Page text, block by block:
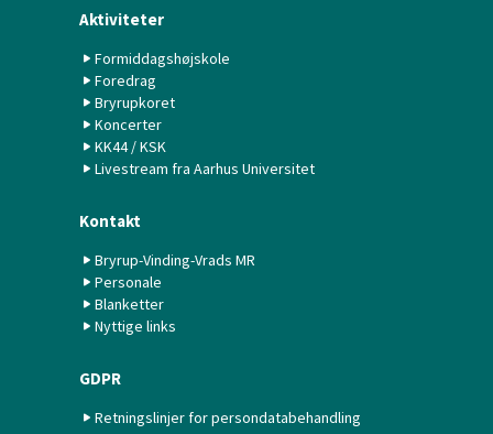
Aktiviteter
Formiddagshøjskole
Foredrag
Bryrupkoret
Koncerter
KK44 / KSK
Livestream fra Aarhus Universitet
Kontakt
Bryrup-Vinding-Vrads MR
Personale
Blanketter
Nyttige links
GDPR
Retningslinjer for persondatabehandling